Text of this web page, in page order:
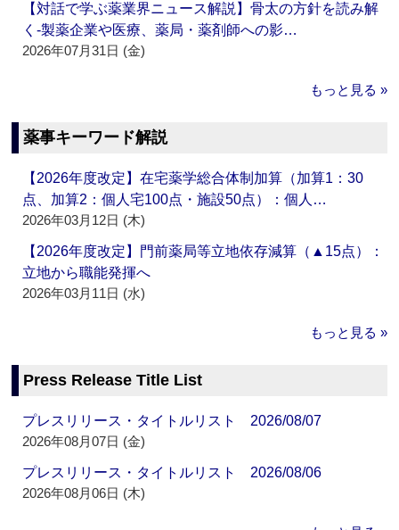
【対話で学ぶ薬業界ニュース解説】骨太の方針を読み解
く‐製薬企業や医療、薬局・薬剤師への影…
2026年07月31日 (金)
もっと見る »
薬事キーワード解説
【2026年度改定】在宅薬学総合体制加算（加算1：30
点、加算2：個人宅100点・施設50点）：個人…
2026年03月12日 (木)
【2026年度改定】門前薬局等立地依存減算（▲15点）：
立地から職能発揮へ
2026年03月11日 (水)
もっと見る »
Press Release Title List
プレスリリース・タイトルリスト 2026/08/07
2026年08月07日 (金)
プレスリリース・タイトルリスト 2026/08/06
2026年08月06日 (木)